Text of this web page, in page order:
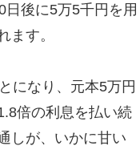
後に5万5千円を用
ます。
になり、元本5万円
倍の利息を払い続
しが、いかに甘い